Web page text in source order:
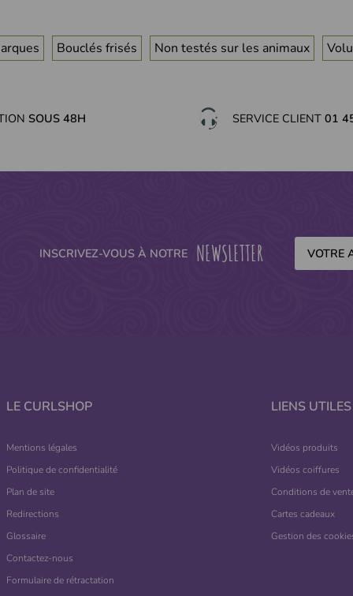
Bouclés frisés Non testés sur les animaux
SOUS 48H SERVICE CLIENT 01
INSCRIVEZ-VOUS À NOTRE NEWSLETTER
LE CURLSHOP
Mentions légales
Politique de confidentialité
Plan de site
Redirections
Glossaire
Contactez-nous
Formulaire de rétractation
LIENS UTILES
Vidéos produits
Vidéos coiffures
Conditions de
Cartes cadeaux
Gestion des